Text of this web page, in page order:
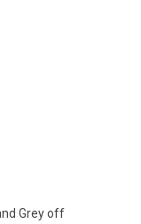
Grey off